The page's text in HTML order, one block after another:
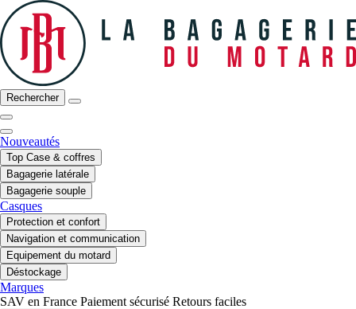
Rechercher
Nouveautés
Top Case & coffres
Bagagerie latérale
Bagagerie souple
Casques
Protection et confort
Navigation et communication
Equipement du motard
Déstockage
Marques
SAV en France Paiement sécurisé Retours faciles